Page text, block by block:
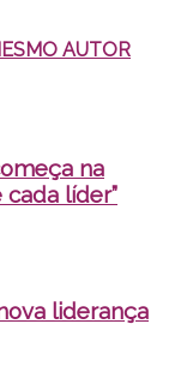
AUTOR
na
líder”
liderança